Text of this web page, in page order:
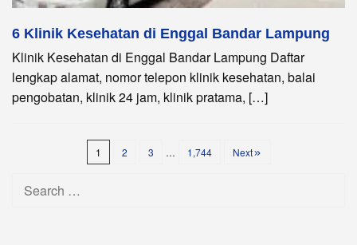
6 Klinik Kesehatan di Enggal Bandar Lampung
Klinik Kesehatan di Enggal Bandar Lampung Daftar
lengkap alamat, nomor telepon klinik kesehatan, balai
pengobatan, klinik 24 jam, klinik pratama, […]
1 2 3 … 1,744 Next
Search